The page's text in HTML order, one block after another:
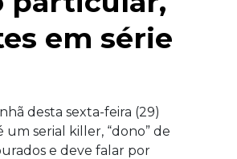
em série
desta sexta-feira (29)
um serial killer, “dono” de
e deve falar por